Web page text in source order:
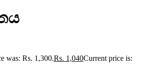
was: Rs. 1,300.Rs. 1,040Current price is: